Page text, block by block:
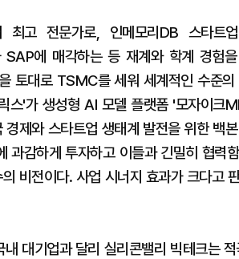
고 전문가로, 인메모리DB 스타
에 매각하는 등 재계와 학계 경험
토대로 TSMC를 세워 세계적인 수준
스'가 생성형 AI 모델 플랫폼 '모자이크
제와 스타트업 생태계 발전을 위한 백
감하게 투자하고 이들과 긴밀히 협력
비전이다. 사업 시너지 효과가 크다고
대기업과 달리 실리콘밸리 빅테크는